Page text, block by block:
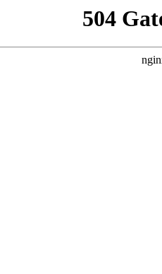
504